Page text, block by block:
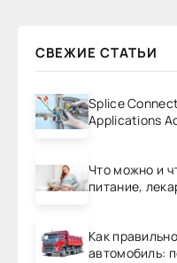
СВЕЖИЕ СТАТЬИ
Splice
Applications
Что можно и
питание,
Как
автомобиль: